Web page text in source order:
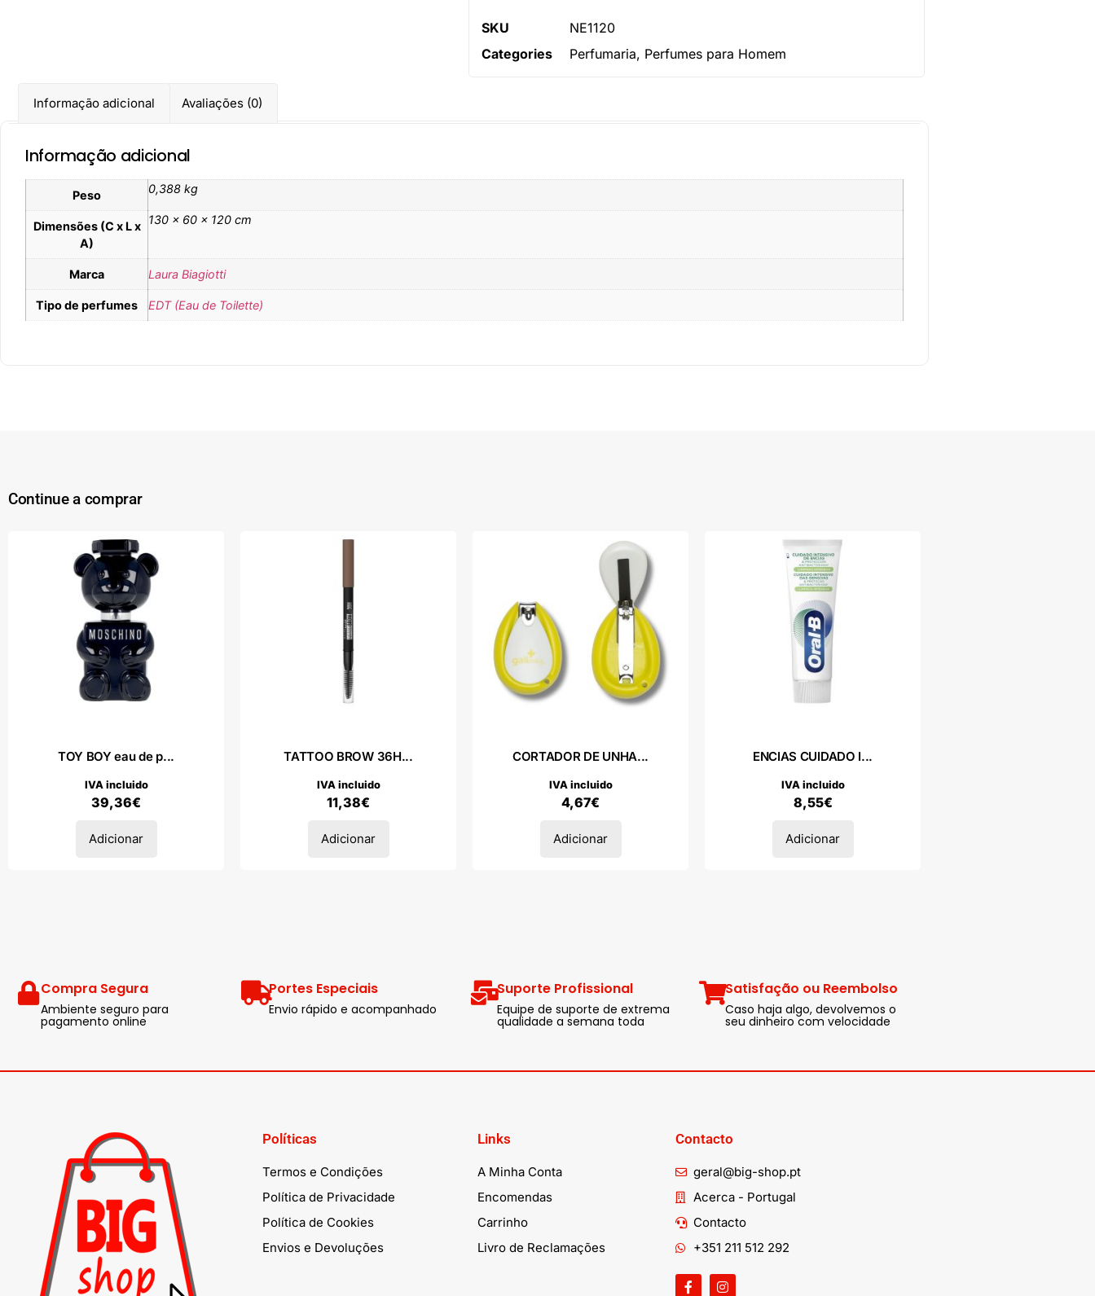
SKU
NE1120
Categories
Perfumaria, Perfumes para Homem
Informação adicional Avaliações (0)
Informação adicional
Peso 0,388 kg
Dimensões (C x L x
A)
130 × 60 × 120 cm
Marca Laura Biagiotti
Tipo de perfumes EDT (Eau de Toilette)
Continue a comprar
TOY BOY eau de p...
39,36€
IVA incluido
Adicionar
TATTOO BROW 36H...
11,38€
IVA incluido
Adicionar
CORTADOR DE UNHA...
4,67€
IVA incluido
Adicionar
ENCIAS CUIDADO I...
8,55€
IVA incluido
Adicionar
Compra Segura
Ambiente seguro para
pagamento online
Portes Especiais
Envio rápido e acompanhado
Suporte Profissional
Equipe de suporte de extrema
qualidade a semana toda
Satisfação ou Reembolso
Caso haja algo, devolvemos o
seu dinheiro com velocidade
Políticas
Termos e Condições
Política de Privacidade
Política de Cookies
Envios e Devoluções
Links
A Minha Conta
Encomendas
Carrinho
Livro de Reclamações
Contacto
geral@big-shop.pt
Acerca - Portugal
Contacto
+351 211 512 292